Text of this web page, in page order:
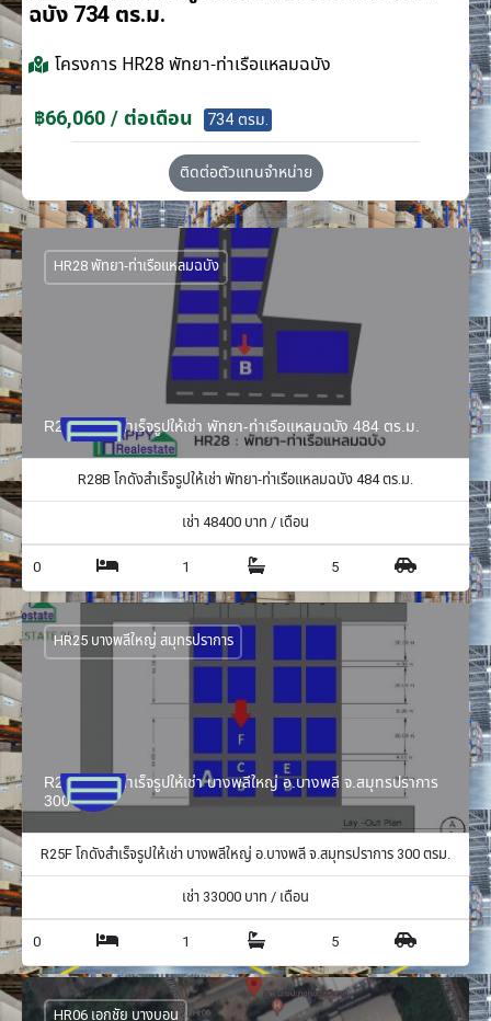
ฉบัง 734 ตร.ม.
โครงการ HR28 พัทยา-ท่าเรือแหลมฉบัง
฿66,060 / ต่อเดือน 734 ตรม.
ติดต่อตัวแทนจำหน่าย
R28B โกดังสำเร็จรูปให้เช่า พัทยา-ท่าเรือแหลมฉบัง 484 ตร.ม.
HR28 พัทยา-ท่าเรือแหลมฉบัง
R28B โกดังสำเร็จรูปให้เช่า พัทยา-ท่าเรือแหลมฉบัง 484 ตร.ม.
เช่า48400 บาท / เดือน
0 1 5
R25F โกดังสำเร็จรูปให้เช่า บางพลีใหญ่ อ.บางพลี จ.สมุทรปราการ
300 ตรม.
HR25 บางพลีใหญ่ สมุทรปราการ
R25F โกดังสำเร็จรูปให้เช่า บางพลีใหญ่ อ.บางพลี จ.สมุทรปราการ 300 ตรม.
เช่า 33000 บาท / เดือน
0 1 5
HR06 เอกชัย บางบอน